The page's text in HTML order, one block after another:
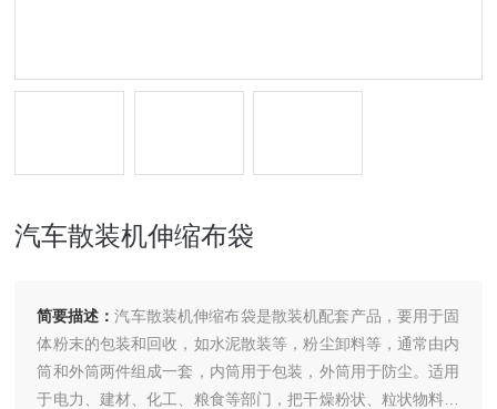
汽车散装机伸缩布袋
简要描述：汽车散装机伸缩布袋是散装机配套产品，要用于固
体粉末的包装和回收，如水泥散装等，粉尘卸料等，通常由内
筒和外筒两件组成一套，内筒用于包装，外筒用于防尘。适用
于电力、建材、化工、粮食等部门，把干燥粉状、粒状物料装